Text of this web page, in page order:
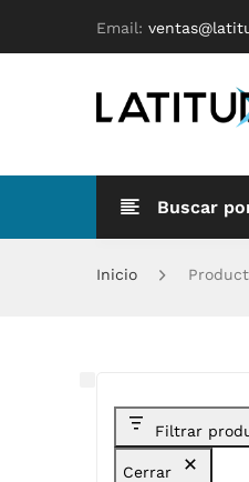
Email:
Buscar
Inicio
Filtrar
Cerrar